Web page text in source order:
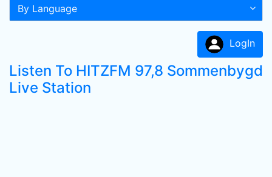
By Language
LogIn
Listen To HITZFM 97,8 Sommenbygd
Live Station